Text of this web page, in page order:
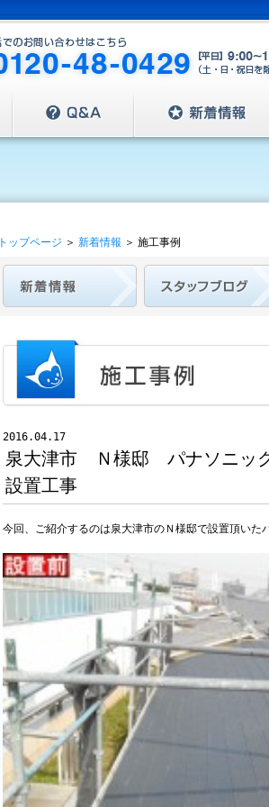
トップページ ＞ 新着情報 ＞ 施工事例
2016.04.17
泉大津市 Ｎ様邸 パナソニッ
設置工事
今回、ご紹介するのは泉大津市のＮ様邸で設置頂いた